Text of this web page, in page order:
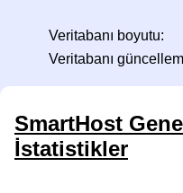
Veritabanı boyutu:
Veritabanı
SmartHost
İstatistikler